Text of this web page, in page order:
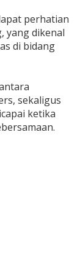
perhatian
yang dikenal
di bidang
sekaligus
ketika